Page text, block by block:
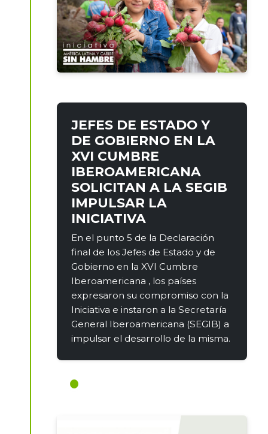
JEFES DE ESTADO Y
DE GOBIERNO EN LA
XVI CUMBRE
IBEROAMERICANA
SOLICITAN A LA SEGIB
IMPULSAR LA
INICIATIVA
En el punto 5 de la Declaración
final de los Jefes de Estado y de
Gobierno en la XVI Cumbre
Iberoamericana , los países
expresaron su compromiso con la
Iniciativa e instaron a la Secretaría
General Iberoamericana (SEGIB) a
impulsar el desarrollo de la misma.